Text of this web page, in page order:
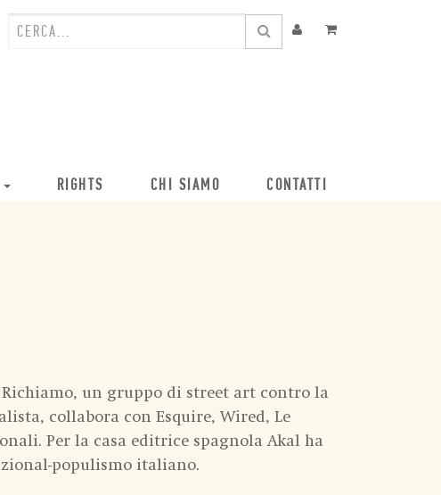
RIGHTS CHI SIAMO CONTATTI
un gruppo di street art contro la
collabora con Esquire, Wired, Le
Per la casa editrice spagnola Akal ha
populismo italiano.